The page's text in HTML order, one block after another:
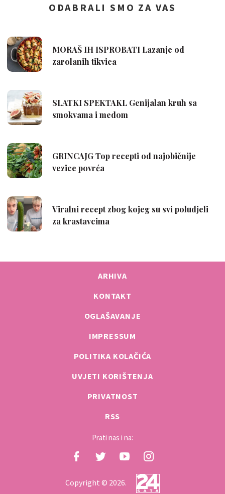
ARHIVA
KONTAKT
OGLAŠAVANJE
IMPRESSUM
POLITIKA KOLAČIĆA
UVJETI KORIŠTENJA
PRIVATNOST
RSS
Prati nas i na:
Copyright © 2026.